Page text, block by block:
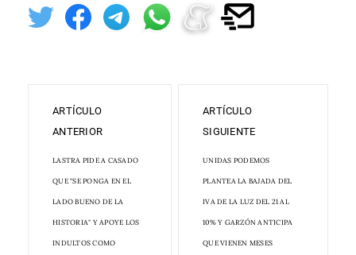
ARTÍCULO
ANTERIOR
LASTRA PIDE A CASADO
QUE "SE PONGA EN EL
LADO BUENO DE LA
HISTORIA" Y APOYE LOS
INDULTOS COMO
ARTÍCULO
SIGUIENTE
UNIDAS PODEMOS
PLANTEA LA BAJADA DEL
IVA DE LA LUZ DEL 21 AL
10% Y GARZÓN ANTICIPA
QUE VIENEN MESES